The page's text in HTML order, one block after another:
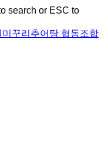
search or ESC to